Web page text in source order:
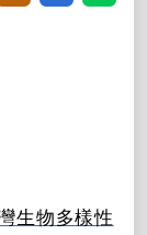
生物多樣性